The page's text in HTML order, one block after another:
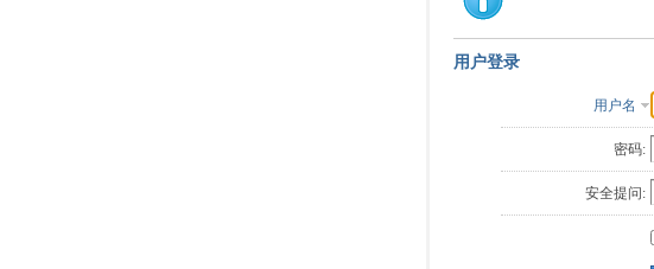
用户登录
用户名
密码:
安全提问: